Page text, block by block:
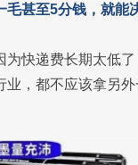
毛甚至5分钱，就能
为快递费长期太低
业，都不应该拿另